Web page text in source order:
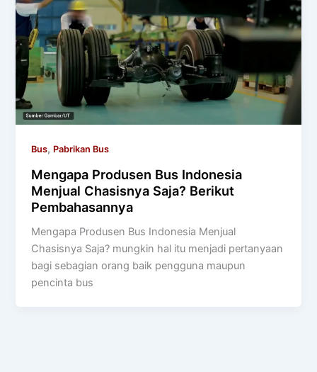
Bus, Pabrikan Bus
Mengapa Produsen Bus Indonesia
Menjual Chasisnya Saja? Berikut
Pembahasannya
Mengapa Produsen Bus Indonesia Menjual
Chasisnya Saja? mungkin hal itu menjadi pertanyaan
bagi sebagian orang baik pengguna maupun
pencinta bus